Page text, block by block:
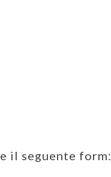
il seguente form: